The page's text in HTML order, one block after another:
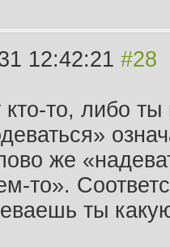
12:42:21
то, либо
же
то».
ты